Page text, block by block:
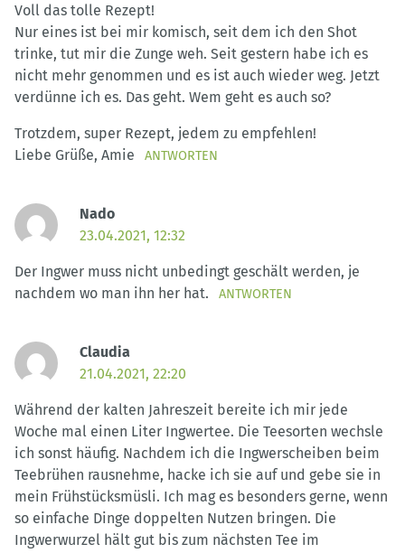
Voll das tolle Rezept!
Nur eines ist bei mir komisch, seit dem ich den Shot
trinke, tut mir die Zunge weh. Seit gestern habe ich es
nicht mehr genommen und es ist auch wieder weg. Jetzt
verdünne ich es. Das geht. Wem geht es auch so?
Trotzdem, super Rezept, jedem zu empfehlen!
Liebe Grüße, Amie
ANTWORTEN
Nado
23.04.2021, 12:32
Der Ingwer muss nicht unbedingt geschält werden, je
nachdem wo man ihn her hat.
ANTWORTEN
Claudia
21.04.2021, 22:20
Während der kalten Jahreszeit bereite ich mir jede
Woche mal einen Liter Ingwertee. Die Teesorten wechsle
ich sonst häufig. Nachdem ich die Ingwerscheiben beim
Teebrühen rausnehme, hacke ich sie auf und gebe sie in
mein Frühstücksmüsli. Ich mag es besonders gerne, wenn
so einfache Dinge doppelten Nutzen bringen. Die
Ingwerwurzel hält gut bis zum nächsten Tee im